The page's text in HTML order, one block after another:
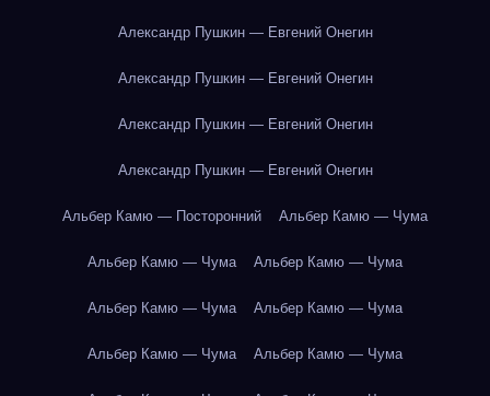
Александр Пушкин — Евгений Онегин
Александр Пушкин — Евгений Онегин
Александр Пушкин — Евгений Онегин
Александр Пушкин — Евгений Онегин
Альбер Камю — Посторонний Альбер Камю — Чума
Альбер Камю — Чума Альбер Камю — Чума
Альбер Камю — Чума Альбер Камю — Чума
Альбер Камю — Чума Альбер Камю — Чума